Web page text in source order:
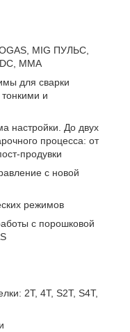
MIG ПУЛЬС,
MMA
для сварки
и
настройки. До двух
процесса: от
продувки
с новой
режимов
с порошковой
2Т, 4Т, S2T, S4T,